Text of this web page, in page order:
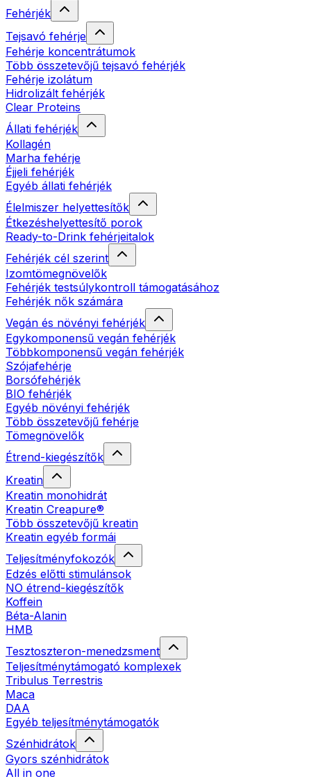
Fehérjék
Tejsavó fehérje
Fehérje koncentrátumok
Több összetevőjű tejsavó fehérjék
Fehérje izolátum
Hidrolizált fehérjék
Clear Proteins
Állati fehérjék
Kollagén
Marha fehérje
Éjjeli fehérjék
Egyéb állati fehérjék
Élelmiszer helyettesítők
Étkezéshelyettesítő porok
Ready-to-Drink fehérjeitalok
Fehérjék cél szerint
Izomtömegnövelők
Fehérjék testsúlykontroll támogatásához
Fehérjék nők számára
Vegán és növényi fehérjék
Egykomponensű vegán fehérjék
Többkomponensű vegán fehérjék
Szójafehérje
Borsófehérjék
BIO fehérjék
Egyéb növényi fehérjék
Több összetevőjű fehérje
Tömegnövelők
Étrend-kiegészítők
Kreatin
Kreatin monohidrát
Kreatin Creapure®
Több összetevőjű kreatin
Kreatin egyéb formái
Teljesítményfokozók
Edzés előtti stimulánsok
NO étrend-kiegészítők
Koffein
Béta-Alanin
HMB
Tesztoszteron-menedzsment
Teljesítménytámogató komplexek
Tribulus Terrestris
Maca
DAA
Egyéb teljesítménytámogatók
Szénhidrátok
Gyors szénhidrátok
All in one